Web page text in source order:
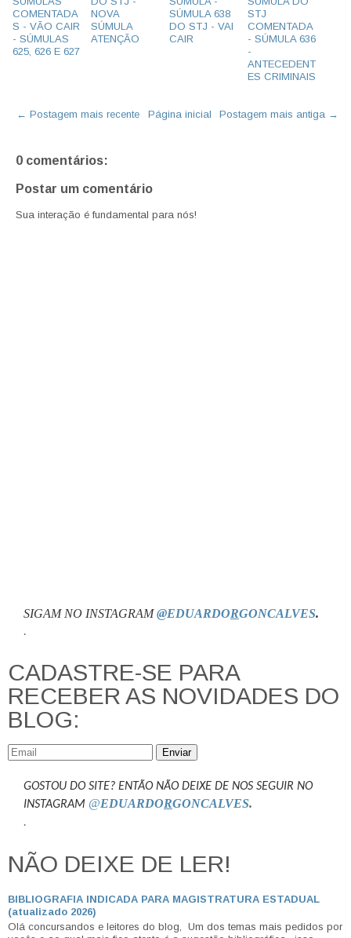
COMENTADA
S - VÃO CAIR
- SÚMULAS
625, 626 E 627
NOVA
SÚMULA
ATENÇÃO
SÚMULA 638
DO STJ - VAI
CAIR
STJ
COMENTADA
- SÚMULA 636
-
ANTECEDENT
ES CRIMINAIS
← Postagem mais recente Postagem mais antiga →
Página inicial
0 comentários:
Postar um comentário
Sua interação é fundamental para nós!
SIGAM NO INSTAGRAM@EDUARDORGONCALVES.
.
CADASTRE-SE PARA
RECEBER AS NOVIDADES DO
BLOG:
Enviar
GOSTOU DO SITE? ENTÃO NÃO DEIXE DE NOS SEGUIR NO
INSTAGRAM @EDUARDORGONCALVES.
.
NÃO DEIXE DE LER!
BIBLIOGRAFIA INDICADA PARA MAGISTRATURA ESTADUAL
(atualizado 2026)
Olá concursandos e leitores do blog, Um dos temas mais pedidos por